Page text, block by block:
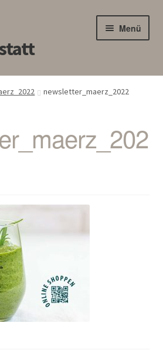
Menü
newsletter_maerz_2022